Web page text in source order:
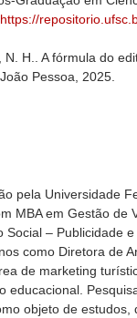
https://
N. H.. A fórmula do
Pessoa, 2025.
pela Universidade
MBA em Gestão de
Social – Publicidade e
como Diretora de
de marketing
educacional.
objeto de estudos,